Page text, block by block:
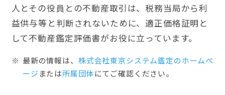
人とその役員との不動産取引は、税務当局から利
益供与等と判断されないために、適正価格証明と
して不動産鑑定評価書がお役に立っています。
最新の情報は、 株式会社東京システム鑑定のホームぺ
ージ または所属団体にてご確認ください。